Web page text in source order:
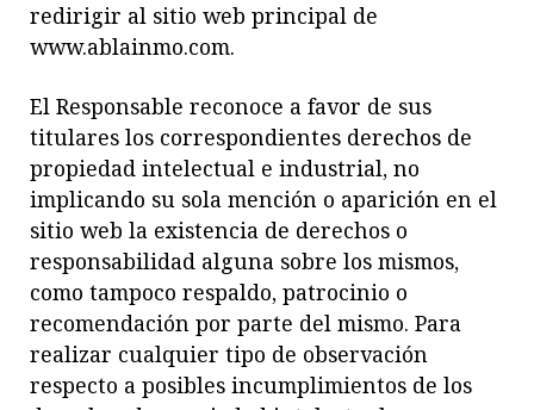
redirigir al sitio web principal de
www.ablainmo.com.
El Responsable reconoce a favor de sus
titulares los correspondientes derechos de
propiedad intelectual e industrial, no
implicando su sola mención o aparición en el
sitio web la existencia de derechos o
responsabilidad alguna sobre los mismos,
como tampoco respaldo, patrocinio o
recomendación por parte del mismo. Para
realizar cualquier tipo de observación
respecto a posibles incumplimientos de los